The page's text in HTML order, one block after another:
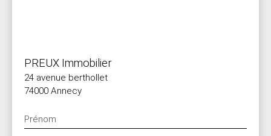
PREUX Immobilier
24 avenue berthollet
74000 Annecy
Prénom